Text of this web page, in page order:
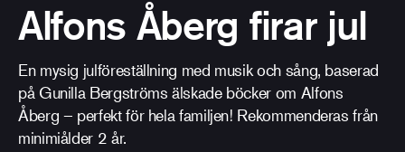
Alfons Åberg firar jul
En mysig julföreställning med musik och sång, baserad
på Gunilla Bergströms älskade böcker om Alfons
Åberg – perfekt för hela familjen! Rekommenderas från
minimiålder 2 år.